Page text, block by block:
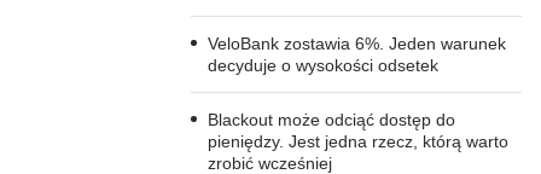
VeloBank zostawia 6%. Jeden warunek
decyduje o wysokości odsetek
Blackout może odciąć dostęp do
pieniędzy. Jest jedna rzecz, którą warto
zrobić wcześniej